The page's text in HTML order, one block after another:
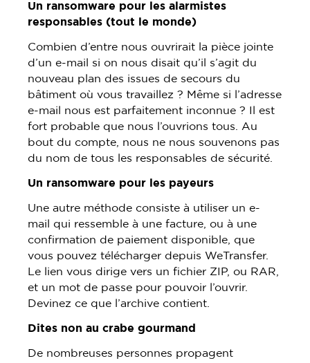
Un ransomware pour les alarmistes
responsables (tout le monde)
Combien d’entre nous ouvrirait la pièce jointe
d’un e-mail si on nous disait qu’il s’agit du
nouveau plan des issues de secours du
bâtiment où vous travaillez ? Même si l’adresse
e-mail nous est parfaitement inconnue ? Il est
fort probable que nous l’ouvrions tous. Au
bout du compte, nous ne nous souvenons pas
du nom de tous les responsables de sécurité.
Un ransomware pour les payeurs
Une autre méthode consiste à utiliser un e-
mail qui ressemble à une facture, ou à une
confirmation de paiement disponible, que
vous pouvez télécharger depuis WeTransfer.
Le lien vous dirige vers un fichier ZIP, ou RAR,
et un mot de passe pour pouvoir l’ouvrir.
Devinez ce que l’archive contient.
Dites non aucrabe gourmand
De nombreuses personnes propagent